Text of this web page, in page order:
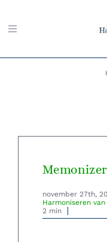
naar
Toggle
Memon-shop
Meter-shop
november 27th,
Harmoniseren
2 min